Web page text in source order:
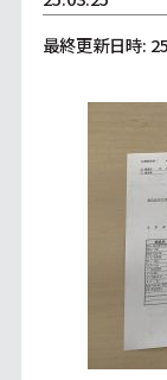
最終更新日時: